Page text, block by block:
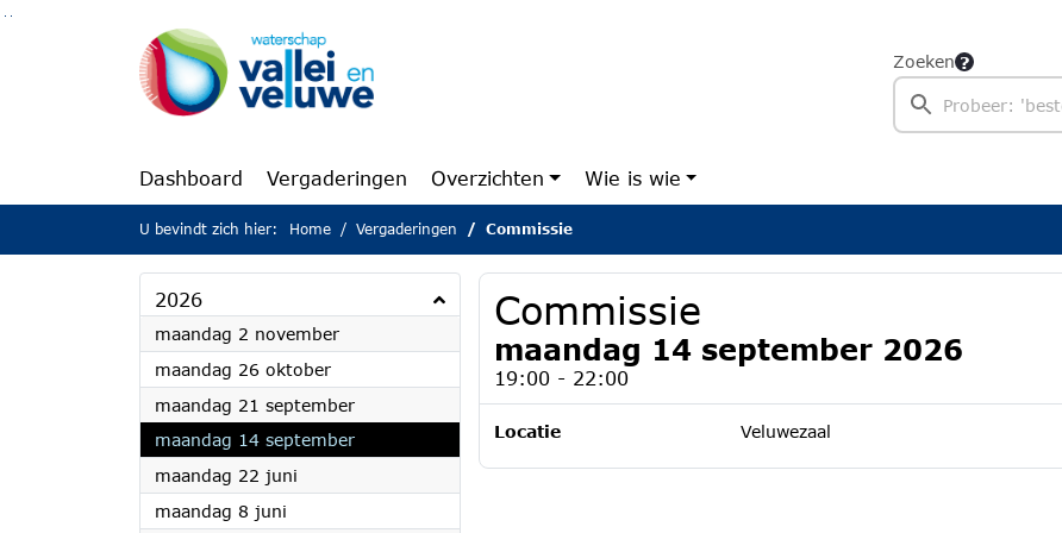
Ga naar de inhoud van deze pagina
Ga naar het zoeken
Ga naar het menu
Zoeken
Dashboard Vergaderingen Overzichten Wie is wie
U bevindt zich hier: Home Vergaderingen Commissie
2026
maandag 2 november2026
maandag 26 oktober2026
maandag 21 september2026
maandag 14 september2026
maandag 22 juni
maandag 8 juni
Commissie
maandag 14 september 2026
19:00 - 22:00
Locatie Veluwezaal